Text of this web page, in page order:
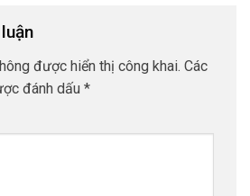
được hiển thị công khai. Các
đánh dấu *